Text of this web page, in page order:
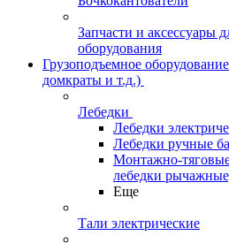
Запчасти и аксессуары
оборудования
Грузоподъемное
домкраты и т.д.)
Лебедки
Лебедки
Лебедки ручные
Монтажно-
лебедки
Еще
Тали электрические